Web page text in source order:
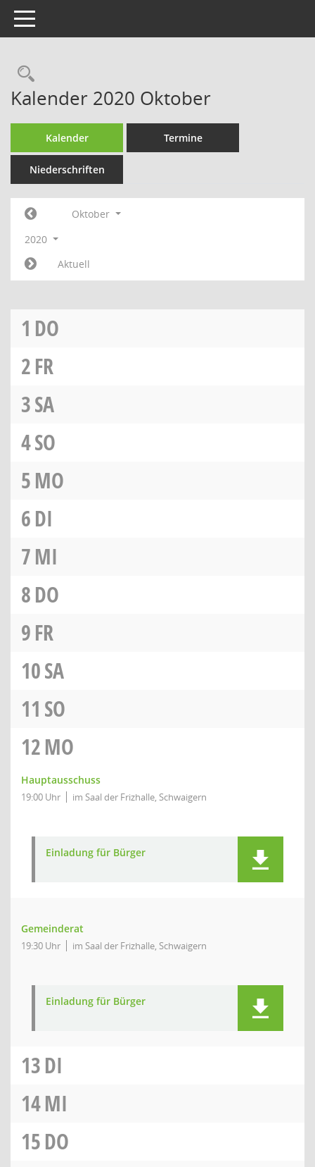
Toggle navigation
Rechercheauswahl
Kalender 2020 Oktober
Kalender Termine
Niederschriften
Oktober
2020
Aktuell
1 DO
2FR
3SA
4SO
5MO
6DI
7MI
8DO
9FR
10SA
11 SO
12MO
Hauptausschuss
19:00 Uhr im Saal der Frizhalle, Schwaigern
Einladung für Bürger
Gemeinderat
19:30 Uhr im Saal der Frizhalle, Schwaigern
Einladung für Bürger
13DI
14MI
15DO